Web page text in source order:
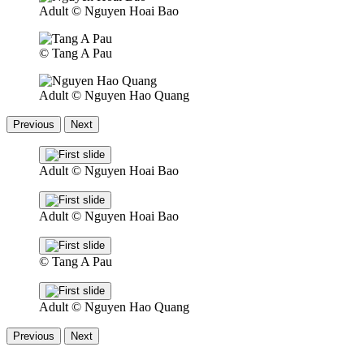
Adult © Nguyen Hoai Bao
© Tang A Pau
Adult © Nguyen Hao Quang
Previous Next
Adult © Nguyen Hoai Bao
Adult © Nguyen Hoai Bao
© Tang A Pau
Adult © Nguyen Hao Quang
Previous Next